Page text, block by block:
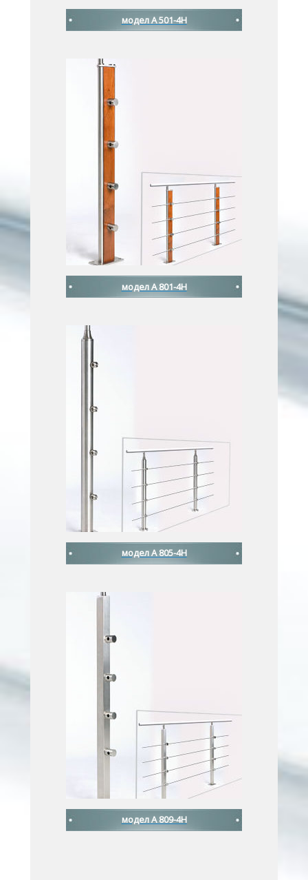
модел A 501-4H
модел A 801-4H
модел A 805-4H
модел A 809-4H